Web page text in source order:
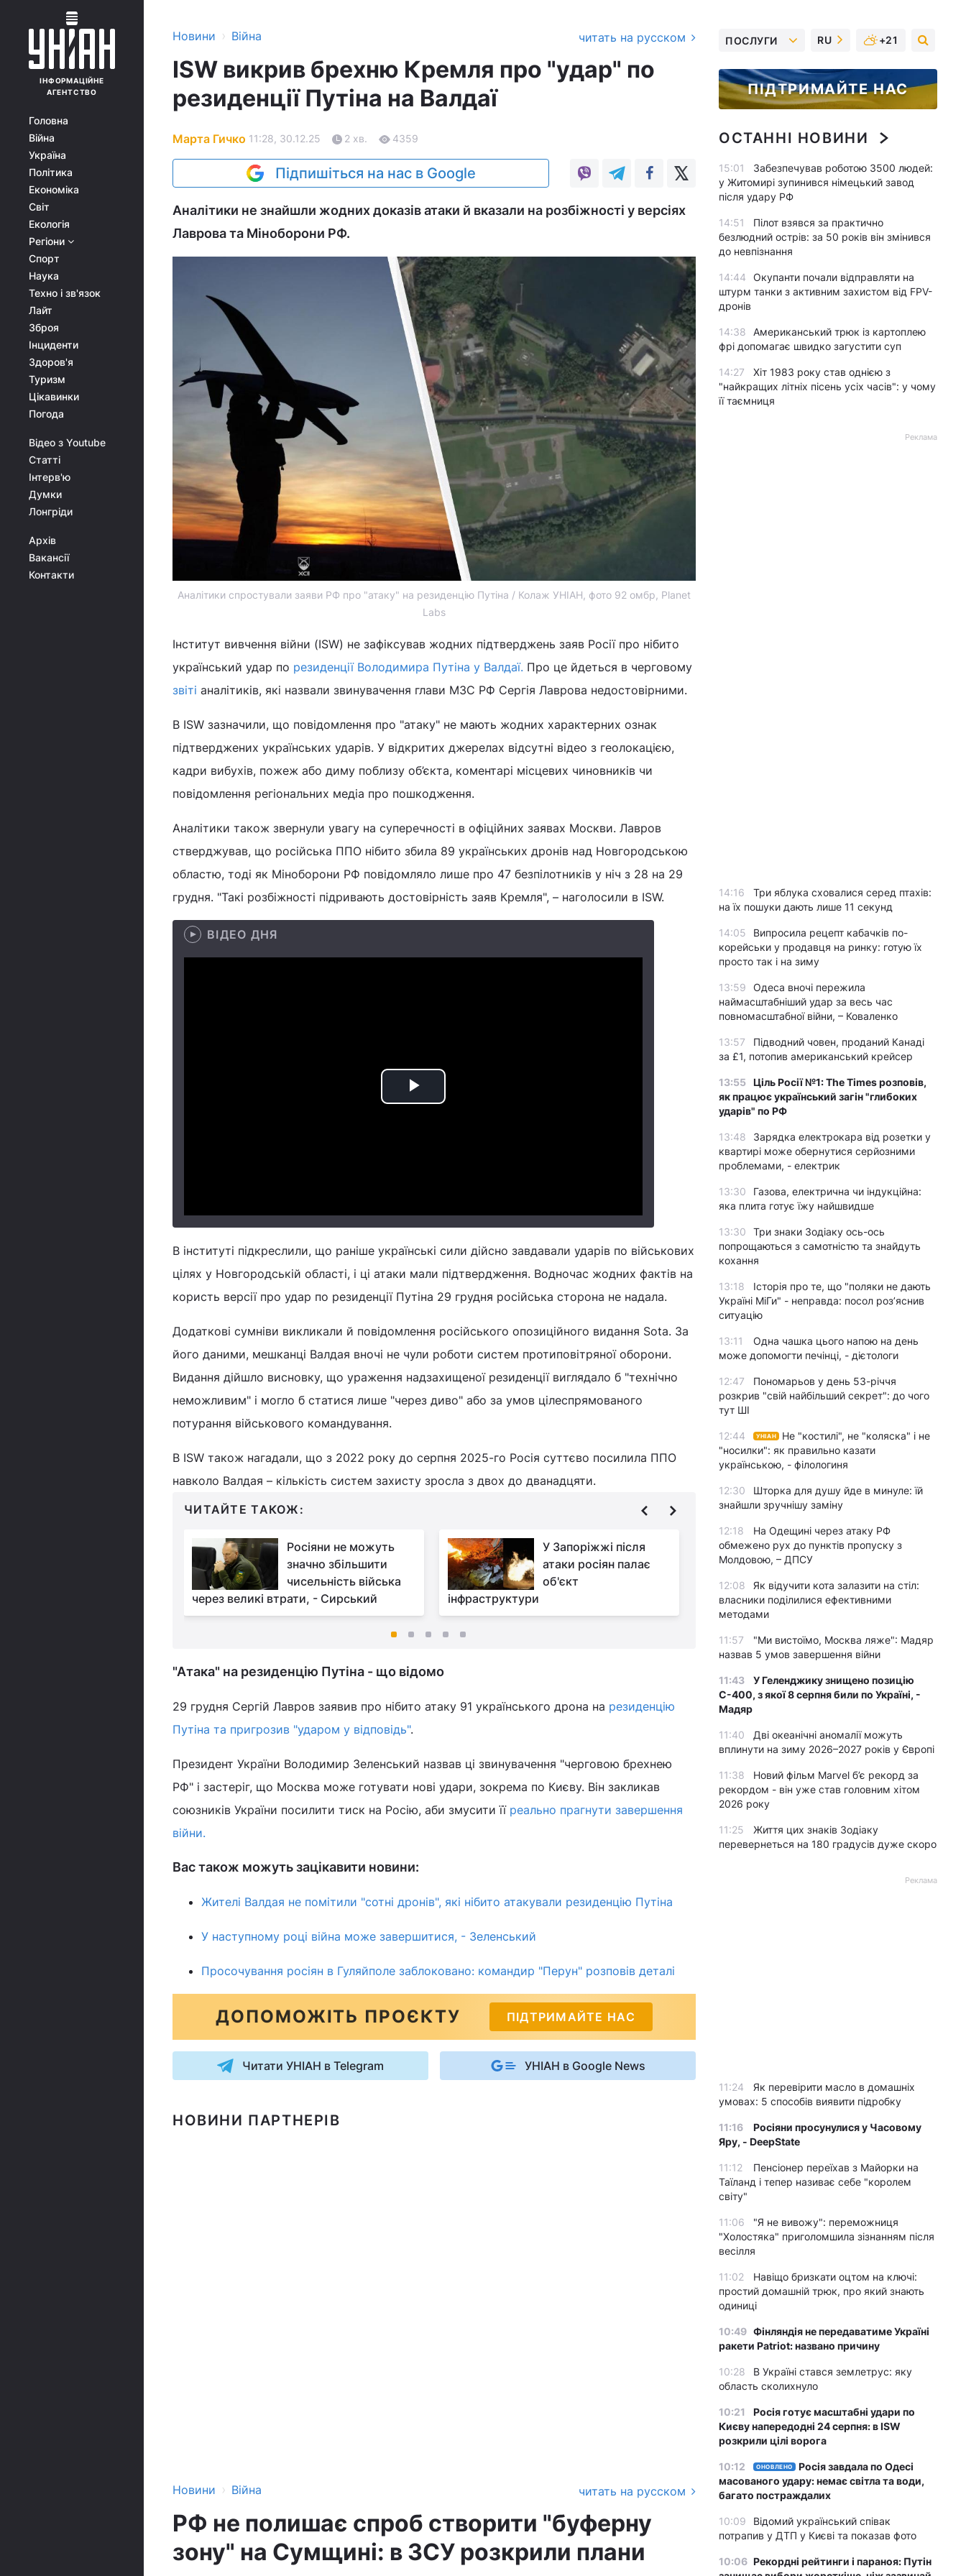
ІНФОРМАЦІЙНЕ
АГЕНТСТВО
Головна
Війна
Україна
Політика
Економіка
Світ
Екологія
Регіони
Спорт
Наука
Техно і зв'язок
Лайт
Зброя
Інциденти
Здоров'я
Туризм
Цікавинки
Погода
Відео з Youtube
Статті
Інтерв'ю
Думки
Лонгріди
Архів
Вакансії
Контакти
Новини › Війна читать на русском
ISW викрив брехню Кремля про "удар" по
резиденції Путіна на Валдаї
Марта Гичко 11:28, 30.12.25 2 хв. 4359
Підпишіться на нас в Google
Аналітики не знайшли жодних доказів атаки й вказали на розбіжності у версіях
Лаврова та Міноборони РФ.
Аналітики спростували заяви РФ про "атаку" на резиденцію Путіна / Колаж УНІАН, фото 92 омбр, Planet
Labs
Інститут вивчення війни (ISW) не зафіксував жодних підтверджень заяв Росії про нібито
український удар по резиденції Володимира Путіна у Валдаї. Про це йдеться в черговому
звіті аналітиків, які назвали звинувачення глави МЗС РФ Сергія Лаврова недостовірними.
В ISW зазначили, що повідомлення про "атаку" не мають жодних характерних ознак
підтверджених українських ударів. У відкритих джерелах відсутні відео з геолокацією,
кадри вибухів, пожеж або диму поблизу об’єкта, коментарі місцевих чиновників чи
повідомлення регіональних медіа про пошкодження.
Аналітики також звернули увагу на суперечності в офіційних заявах Москви. Лавров
стверджував, що російська ППО нібито збила 89 українських дронів над Новгородською
областю, тоді як Міноборони РФ повідомляло лише про 47 безпілотників у ніч з 28 на 29
грудня. "Такі розбіжності підривають достовірність заяв Кремля", – наголосили в ISW.
ВІДЕО ДНЯ
Play
В інституті підкреслили, що раніше українські сили дійсно завдавали ударів по військових
цілях у Новгородській області, і ці атаки мали підтвердження. Водночас жодних фактів на
користь версії про удар по резиденції Путіна 29 грудня російська сторона не надала.
Додаткові сумніви викликали й повідомлення російського опозиційного видання Sota. За
його даними, мешканці Валдая вночі не чули роботи систем протиповітряної оборони.
Видання дійшло висновку, що ураження надзахищеної резиденції виглядало б "технічно
неможливим" і могло б статися лише "через диво" або за умов цілеспрямованого
потурання військового командування.
В ISW також нагадали, що з 2022 року до серпня 2025-го Росія суттєво посилила ППО
навколо Валдая – кількість систем захисту зросла з двох до дванадцяти.
ЧИТАЙТЕ ТАКОЖ:
Росіяни не можуть
значно збільшити
чисельність війська
через великі втрати, - Сирський
У Запоріжжі після
атаки росіян палає
об'єкт
інфраструктури
Українським
військовим втричі
збільшать виплати, -
Сирський
"Атака" на резиденцію Путіна - що відомо
29 грудня Сергій Лавров заявив про нібито атаку 91 українського дрона на резиденцію
Путіна та пригрозив "ударом у відповідь".
Президент України Володимир Зеленський назвав ці звинувачення "черговою брехнею
РФ" і застеріг, що Москва може готувати нові удари, зокрема по Києву. Він закликав
союзників України посилити тиск на Росію, аби змусити її реально прагнути завершення
війни.
Вас також можуть зацікавити новини:
Жителі Валдая не помітили "сотні дронів", які нібито атакували резиденцію Путіна
У наступному році війна може завершитися, - Зеленський
Просочування росіян в Гуляйполе заблоковано: командир "Перун" розповів деталі
ДОПОМОЖІТЬ ПРОЄКТУ ПІДТРИМАЙТЕ НАС
Читати УНІАН в Telegram УНІАН в Google News
НОВИНИ ПАРТНЕРІВ
Новини › Війна читать на русском
РФ не полишає спроб створити "буферну
зону" на Сумщині: в ЗСУ розкрили плани
ПОСЛУГИ RU +21
ПІДТРИМАЙТЕ НАС
ОСТАННІ НОВИНИ
15:01
Забезпечував роботою 3500 людей:
у Житомирі зупинився німецький завод
після удару РФ
14:51
Пілот взявся за практично
безлюдний острів: за 50 років він змінився
до невпізнання
14:44
Окупанти почали відправляти на
штурм танки з активним захистом від FPV-
дронів
14:38
Американський трюк із картоплею
фрі допомагає швидко загустити суп
14:27
Хіт 1983 року став однією з
"найкращих літніх пісень усіх часів": у чому
її таємниця
Реклама
14:16
Три яблука сховалися серед птахів:
на їх пошуки дають лише 11 секунд
14:05
Випросила рецепт кабачків по-
корейськи у продавця на ринку: готую їх
просто так і на зиму
13:59
Одеса вночі пережила
наймасштабніший удар за весь час
повномасштабної війни, – Коваленко
13:57
Підводний човен, проданий Канаді
за £1, потопив американський крейсер
13:55 Ціль Росії №1: The Times розповів,
як працює український загін "глибоких
ударів" по РФ
13:48
Зарядка електрокара від розетки у
квартирі може обернутися серйозними
проблемами, - електрик
13:30
Газова, електрична чи індукційна:
яка плита готує їжу найшвидше
13:30
Три знаки Зодіаку ось-ось
попрощаються з самотністю та знайдуть
кохання
13:18
Історія про те, що "поляки не дають
Україні МіГи" - неправда: посол роз’яснив
ситуацію
13:11
Одна чашка цього напою на день
може допомогти печінці, - дієтологи
12:47
Пономарьов у день 53-річчя
розкрив "свій найбільший секрет": до чого
тут ШІ
12:44 УНІАН
Не "костилі", не "коляска" і не
"носилки": як правильно казати
українською, - філологиня
12:30
Шторка для душу йде в минуле: їй
знайшли зручнішу заміну
12:18
На Одещині через атаку РФ
обмежено рух до пунктів пропуску з
Молдовою, – ДПСУ
12:08
Як відучити кота залазити на стіл:
власники поділилися ефективними
методами
11:57
"Ми вистоїмо, Москва ляже": Мадяр
назвав 5 умов завершення війни
11:43
У Геленджику знищено позицію
С-400, з якої 8 серпня били по Україні, -
Мадяр
11:40
Дві океанічні аномалії можуть
вплинути на зиму 2026–2027 років у Європі
11:38
Новий фільм Marvel б’є рекорд за
рекордом - він уже став головним хітом
2026 року
11:25
Життя цих знаків Зодіаку
перевернеться на 180 градусів дуже скоро
Реклама
11:24
Як перевірити масло в домашніх
умовах: 5 способів виявити підробку
11:16
Росіяни просунулися у Часовому
Яру, - DeepState
11:12
Пенсіонер переїхав з Майорки на
Таїланд і тепер називає себе "королем
світу"
11:06
"Я не вивожу": переможниця
"Холостяка" приголомшила зізнанням після
весілля
11:02
Навіщо бризкати оцтом на ключі:
простий домашній трюк, про який знають
одиниці
10:49 Фінляндія не передаватиме Україні
ракети Patriot: названо причину
10:28
В Україні стався землетрус: яку
область сколихнуло
10:21
Росія готує масштабні удари по
Києву напередодні 24 серпня: в ISW
розкрили цілі ворога
10:12 ОНОВЛЕНО
Росія завдала по Одесі
масованого удару: немає світла та води,
багато постраждалих
10:09
Відомий український співак
потрапив у ДТП у Києві та показав фото
10:06 Рекордні рейтинги і параноя: Путін